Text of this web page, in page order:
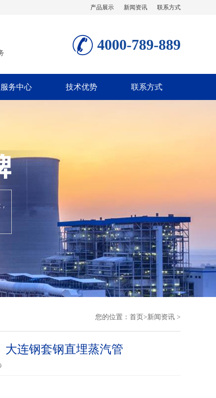
产品展示 新闻资讯 联系方式
4000-789-889
服务中心 技术优势 联系方式
您的位置： 首页 >新闻资讯 >
大连钢套钢直埋蒸汽管